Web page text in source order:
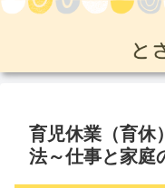
育児休業（育休
法～仕事と家庭